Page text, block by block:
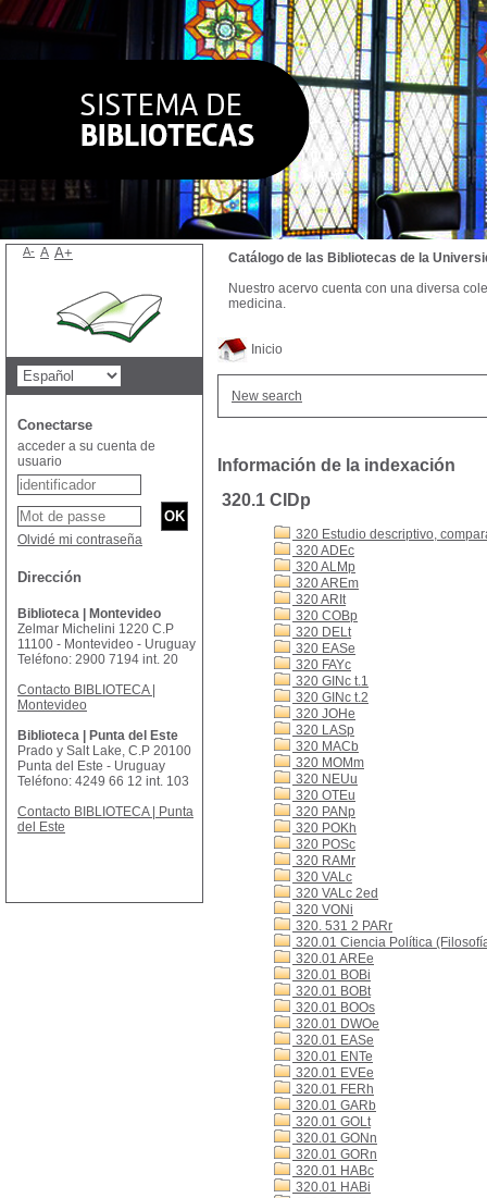
Inicio
New search
Información de la indexación
320.1 CIDp
320 Estudio descriptivo,
320 ADEc
320 ALMp
320 AREm
320 ARIt
320 COBp
320 DELt
320 EASe
320 FAYc
320 GINc t.1
320 GINc t.2
320 JOHe
320 LASp
320 MACb
320 MOMm
320 NEUu
320 OTEu
320 PANp
320 POKh
320 POSc
320 RAMr
320 VALc
320 VALc 2ed
320 VONi
320. 531 2 PARr
320.01 Ciencia Política
320.01 AREe
320.01 BOBi
320.01 BOBt
320.01 BOOs
320.01 DWOe
320.01 EASe
320.01 ENTe
320.01 EVEe
320.01 FERh
320.01 GARb
320.01 GOLt
320.01 GONn
320.01 GORn
320.01 HABc
320.01 HABi
Catálogo de las Bibliotecas de la
Nuestro acervo cuenta con una diversa
medicina.
A- A A+
Conectarse
acceder a su cuenta de
usuario
Olvidé mi contraseña
Dirección
Biblioteca | Montevideo
Zelmar Michelini 1220 C.P
11100 - Montevideo - Uruguay
Teléfono: 2900 7194 int. 20
Contacto BIBLIOTECA |
Montevideo
Biblioteca | Punta del Este
Prado y Salt Lake, C.P 20100
Punta del Este - Uruguay
Teléfono: 4249 66 12 int. 103
Contacto BIBLIOTECA | Punta
del Este